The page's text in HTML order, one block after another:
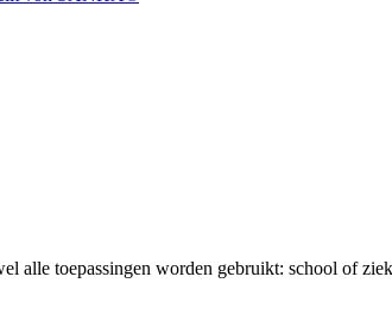
alle toepassingen worden gebruikt: school of